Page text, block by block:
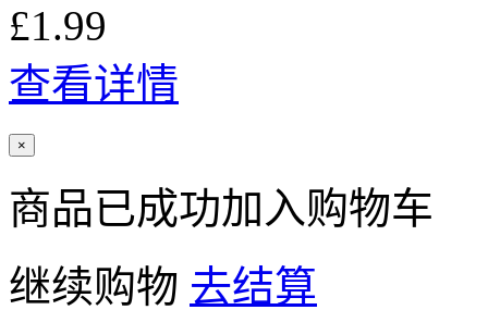
£1.99
查看详情
×
商品已成功加入购物车
继续购物 去结算